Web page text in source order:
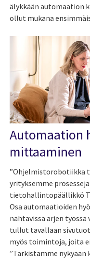
älykkään automaation
ollut mukana
Automaation
mittaaminen
”Ohjelmistorobotiikka
yrityksemme
tietohallintopäällikkö
Osa automaatioiden
nähtävissä arjen työssä
tullut tavallaan
myös toimintoja, joita
”Tarkistamme nykyään